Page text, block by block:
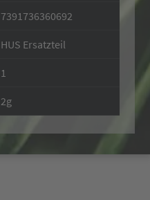
7391736360692
HUS Ersatzteil
1
2g